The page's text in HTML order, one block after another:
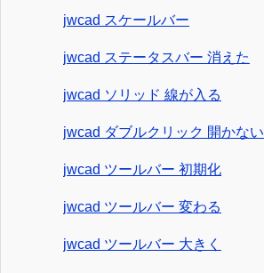
jwcad スケールバー
jwcad ステータスバー 消えた
jwcad ソリッド 線が入る
jwcad ダブルクリック 開かない
jwcad ツールバー 初期化
jwcad ツールバー 変わる
jwcad ツールバー 大きく